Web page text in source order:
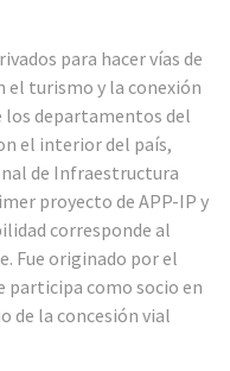
para hacer vías de
el turismo y la conexión
los departamentos del
el interior del país,
de Infraestructura
proyecto de APP-IP y
corresponde al
Fue originado por el
participa como socio en
de la concesión vial